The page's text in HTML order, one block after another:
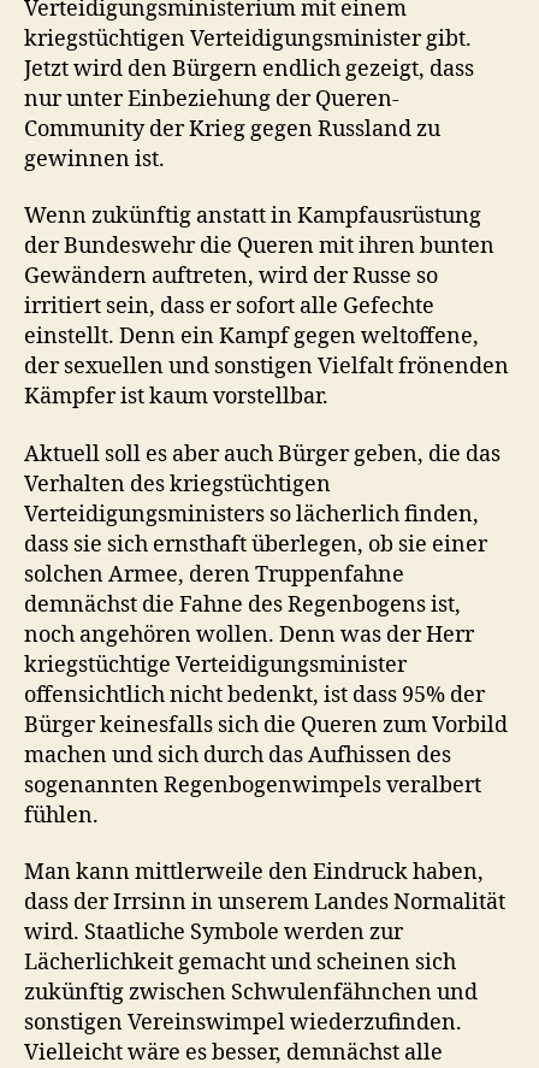
Verteidigungsministerium mit einem
kriegstüchtigen Verteidigungsminister gibt.
Jetzt wird den Bürgern endlich gezeigt, dass
nur unter Einbeziehung der Queren-
Community der Krieg gegen Russland zu
gewinnen ist.
Wenn zukünftig anstatt in Kampfausrüstung
der Bundeswehr die Queren mit ihren bunten
Gewändern auftreten, wird der Russe so
irritiert sein, dass er sofort alle Gefechte
einstellt. Denn ein Kampf gegen weltoffene,
der sexuellen und sonstigen Vielfalt frönenden
Kämpfer ist kaum vorstellbar.
Aktuell soll es aber auch Bürger geben, die das
Verhalten des kriegstüchtigen
Verteidigungsministers so lächerlich finden,
dass sie sich ernsthaft überlegen, ob sie einer
solchen Armee, deren Truppenfahne
demnächst die Fahne des Regenbogens ist,
noch angehören wollen. Denn was der Herr
kriegstüchtige Verteidigungsminister
offensichtlich nicht bedenkt, ist dass 95% der
Bürger keinesfalls sich die Queren zum Vorbild
machen und sich durch das Aufhissen des
sogenannten Regenbogenwimpels veralbert
fühlen.
Man kann mittlerweile den Eindruck haben,
dass der Irrsinn in unserem Landes Normalität
wird. Staatliche Symbole werden zur
Lächerlichkeit gemacht und scheinen sich
zukünftig zwischen Schwulenfähnchen und
sonstigen Vereinswimpel wiederzufinden.
Vielleicht wäre es besser, demnächst alle